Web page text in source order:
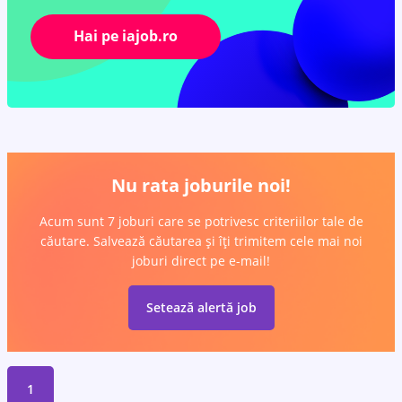
Hai pe iajob.ro
Nu rata joburile noi!
Acum sunt 7 joburi care se potrivesc criteriilor tale de
căutare. Salvează căutarea și îți trimitem cele mai noi
joburi direct pe e-mail!
Setează alertă job
1